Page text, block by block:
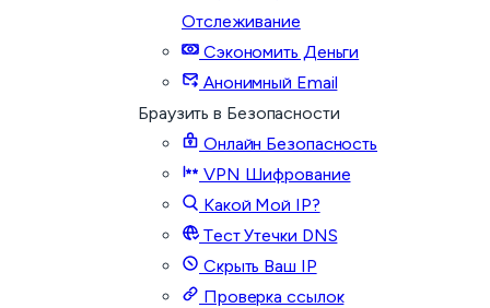
Отслеживание
Сэкономить Деньги
Анонимный Email
Браузить в Безопасности
Онлайн Безопасность
VPN Шифрование
Какой Мой IP?
Тест Утечки DNS
Скрыть Ваш IP
Проверка ссылок